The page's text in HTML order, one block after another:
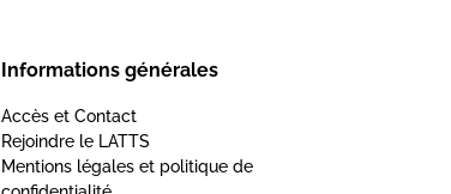
Informations générales
Accès et Contact
Rejoindre le LATTS
Mentions légales et politique de